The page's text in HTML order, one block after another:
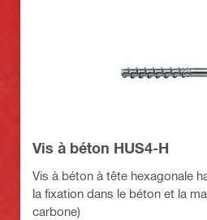
Vis à béton HUS4-H
Vis à béton à tête hexagonale
la fixation dans le béton et la
carbone)